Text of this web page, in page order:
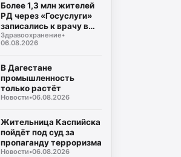
Более 1,3 млн жителей
РД через «Госуслуги»
записались к врачу в
этом году
Здравоохранение•
06.08.2026
В Дагестане
промышленность
только растёт
Новости•06.08.2026
Жительница Каспийска
пойдёт под суд за
пропаганду терроризма
Новости•06.08.2026